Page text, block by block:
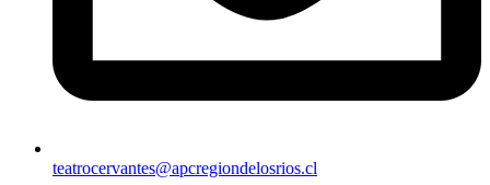
teatrocervantes@apcregiondelosrios.cl